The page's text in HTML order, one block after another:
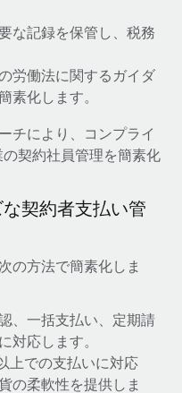
GustoとXeroの統合お
Plus（契約社員管理
も、あらゆる規模の企業が
給与を支給できるようにす
、機能、改良点をリリー
す。多額の資金がシステ
のため、自社のビジネス
な記録を保管し、税務
労働法に関するガイダ
素化します。
チにより、コンプライ
契約社員管理を簡素化
契約者支払い管
の方法で簡素化しま
、一括支払い、定期請
対応します。
上での支払いに対応
の柔軟性を提供しま